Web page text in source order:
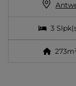
nieuwbouw
verkopen
verhuren
3
273